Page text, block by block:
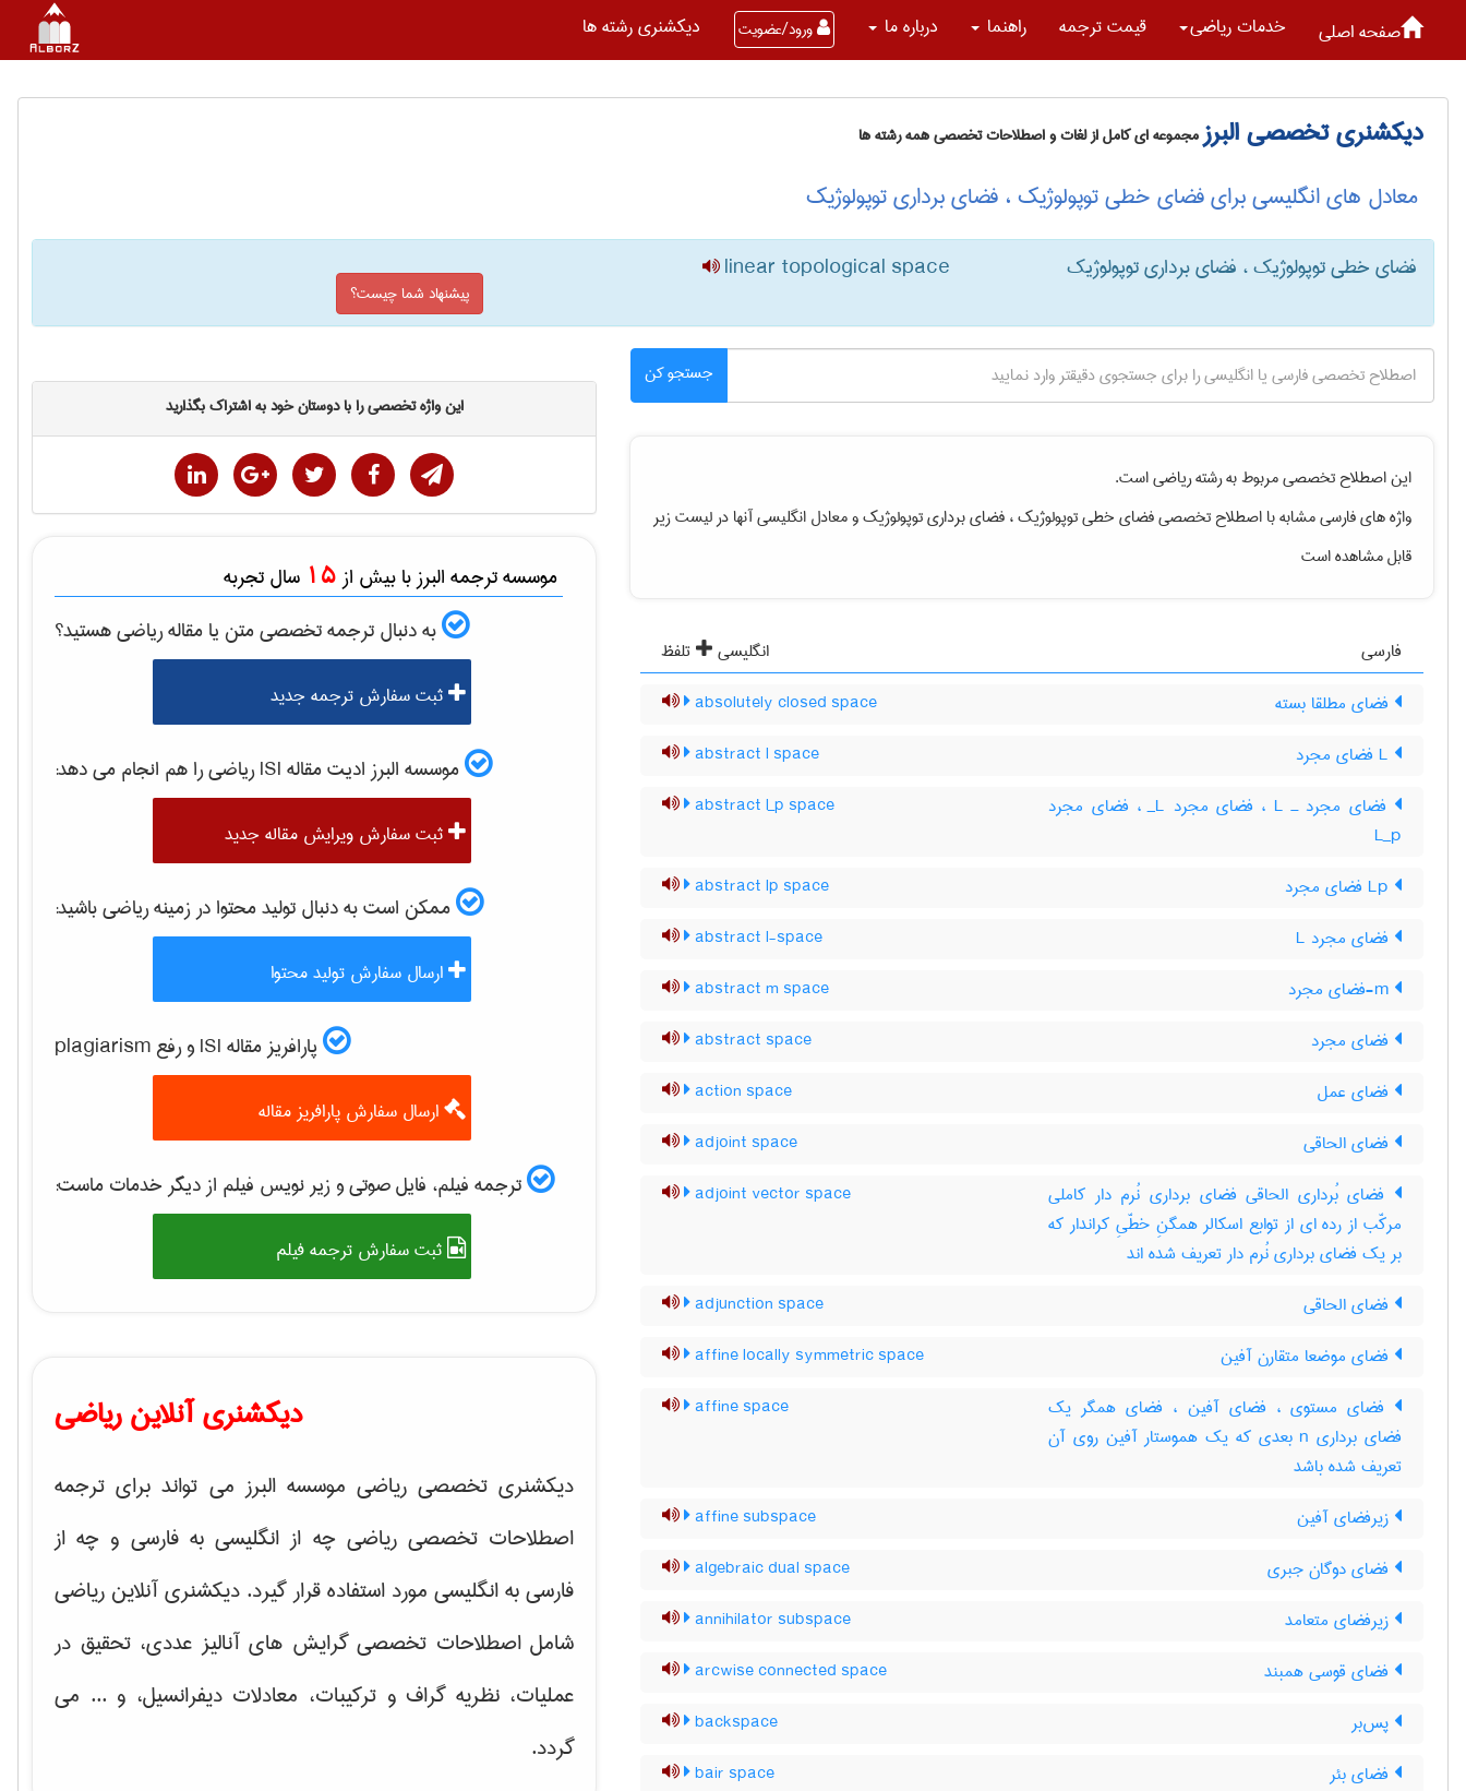
صفحه اصلی خدمات رياضی قیمت ترجمه راهنما درباره ما ورود/عضویت دیکشنری رشته ها
دیکشنری تخصصی البرزمجموعه ای کامل از لغات و اصطلاحات تخصصی همه رشته ها
معادل های انگلیسی برای فضای خطی توپولوژیک ، فضای برداری توپولوژیک
فضای خطی توپولوژیک ، فضای برداری توپولوژیک linear topological space
پیشنهاد شما چیست؟
جستجو کن
این اصطلاح تخصصی مربوط به رشتهرياضیاست.
واژه های فارسی مشابه با اصطلاح تخصصیفضای خطی توپولوژیک ، فضای برداری توپولوژیکو معادل انگلیسی آنها در لیست زیر
قابل مشاهده است
فارسی انگلیسی
تلفظ
فضای مطلقا بسته
absolutely closed space
abstract l space
فضای مجرد ـ L‌ ، فضای مجرد L‌_ ، فضای مجرد
L‌_‌p
abstract l_p space
abstract lp space
فضای مجرد L abstract l-space
abstract m space
فضای مجرد abstract space
فضای عمل action space
فضای الحاقی adjoint space
فضای بُرداری الحاقی فضای برداری نُرم دار کاملی
مرکّب از رده ای از توابع اسکالر همگنِ خطّیِ کراندار که
بر یک فضای برداری نُرم دار تعریف شده اند
adjoint vector space
فضای الحاقی adjunction space
فضای موضعا متقارن آفین affine locally symmetric space
فضای مستوی ، فضای آفین ، فضای همگر یک
فضای برداری n بعدی که یک هموستار آفین روی آن
تعریف شده باشد
affine space
زیرفضای آفین affine subspace
فضای دوگان جبری algebraic dual space
زیرفضای متعامد annihilator subspace
فضای قوسی همبند arcwise connected space
پس‌بر backspace
فضای بئر bair space
این واژه تخصصی را با دوستان خود به اشتراک بگذارید
موسسه ترجمه البرز با بیش از 15 سال تجربه
به دنبال ترجمه تخصصی متن یا مقالهرياضیهستید؟
ثبت سفارش ترجمه جدید
موسسه البرز ادیت مقاله ISI رياضیرا هم انجام می دهد:
ثبت سفارش ویرایش مقاله جدید
ممکن است به دنبال تولید محتوا در زمینهرياضیباشید:
ارسال سفارش تولید محتوا
پارافریز مقاله ISI و رفع plagiarism
ارسال سفارش پارافریز مقاله
ترجمه فیلم، فایل صوتی و زیر نویس فیلم از دیگر خدمات ماست:
ثبت سفارش ترجمه فیلم
دیکشنری آنلاین ریاضی
دیکشنری تخصصی ریاضی موسسه البرز می تواند برای ترجمه
اصطلاحات تخصصی ریاضی چه از انگلیسی به فارسی و چه از
فارسی به انگلیسی مورد استفاده قرار گیرد. دیکشنری آنلاین ریاضی
شامل اصطلاحات تخصصی گرایش هایآنالیز عددی، تحقیق در
عملیات، نظریه گراف و تركیبات، معادلات دیفرانسیل، و ... می
گردد.